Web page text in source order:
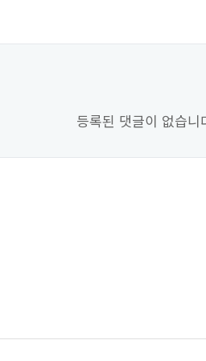
등록된 댓글이 없습니